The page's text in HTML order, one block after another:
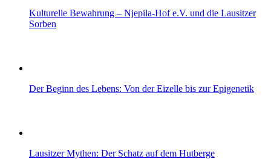
Kulturelle Bewahrung – Njepila‑Hof e.V. und die Lausitzer
Sorben
Der Beginn des Lebens: Von der Eizelle bis zur Epigenetik
Lausitzer Mythen: Der Schatz auf dem Hutberge